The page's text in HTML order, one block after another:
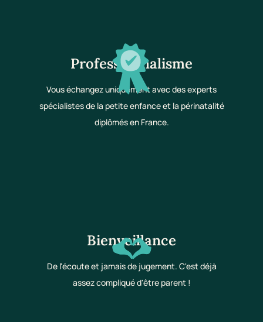
Professionnalisme
Vous échangez uniquement avec des experts
spécialistes de la petite enfance et la périnatalité
diplômés en France.
Bienveillance
De l'écoute et jamais de jugement. C'est déjà
assez compliqué d'être parent !